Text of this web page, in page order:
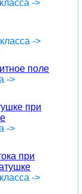
->
->
поле
->
при
->
при
->